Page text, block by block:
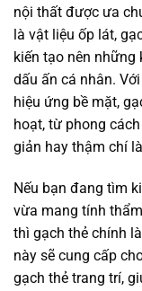
nội thất được ưa
là vật liệu ốp lát,
kiến tạo nên
dấu ấn cá nhân.
hiệu ứng bề mặt,
hoạt, từ phong
giản hay thậm chí
Nếu bạn đang tìm
vừa mang tính
thì gạch thẻ chính
này sẽ cung cấp
gạch thẻ trang trí,